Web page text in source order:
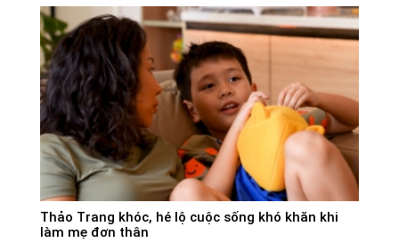
Thảo Trang khóc, hé lộ cuộc sống khó khăn khi
làm mẹ đơn thân